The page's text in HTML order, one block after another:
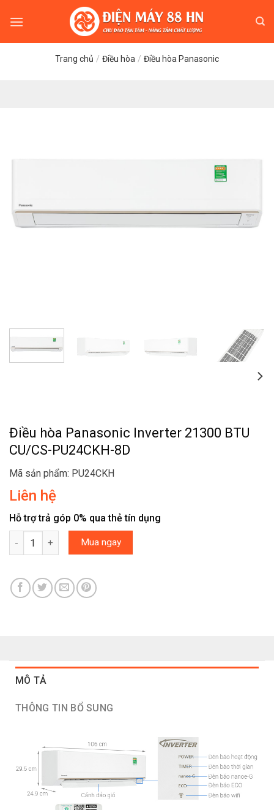
Trang chủ / Điều hòa / Điều hòa Panasonic
Điều hòa Panasonic Inverter 21300 BTU
CU/CS-PU24CKH-8D
Mã sản phẩm: PU24CKH
Liên hệ
Hỗ trợ trả góp 0% qua thẻ tín dụng
Điều hòa Panasonic Inverter 21300 BTU CU/CS-PU24CKH-8D số
Mua ngay
MÔ TẢ
THÔNG TIN BỔ SUNG